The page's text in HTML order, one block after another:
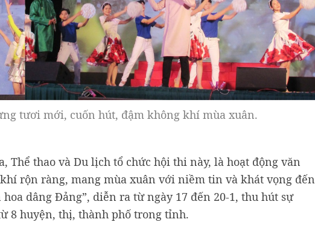
tươi mới, cuốn hút, đậm không khí mùa xuân.
Thể thao và Du lịch tổ chức hội thi này, là hoạt động văn
rộn ràng, mang mùa xuân với niềm tin và khát vọng đến
dâng Đảng”, diễn ra từ ngày 17 đến 20-1, thu hút sự
8 huyện, thị, thành phố trong tỉnh.